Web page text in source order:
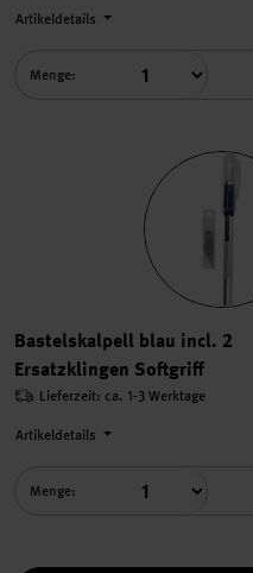
Artikeldetails
Menge:
Bastelskalpell blau incl. 2
Ersatzklingen Softgriff
Lieferzeit: ca. 1-3 Werktage
Artikeldetails
Menge: